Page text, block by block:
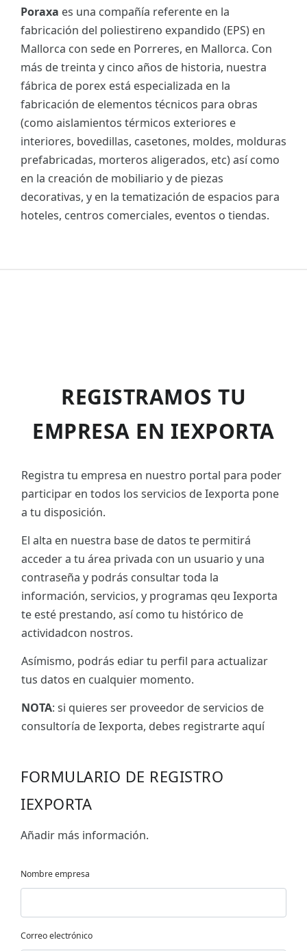
Poraxa es una compañía referente en la
fabricación del poliestireno expandido (EPS) en
Mallorca con sede en Porreres, en Mallorca. Con
más de treinta y cinco años de historia, nuestra
fábrica de porex está especializada en la
fabricación de elementos técnicos para obras
(como aislamientos térmicos exteriores e
interiores, bovedillas, casetones, moldes, molduras
prefabricadas, morteros aligerados, etc) así como
en la creación de mobiliario y de piezas
decorativas, y en la tematización de espacios para
hoteles, centros comerciales, eventos o tiendas.
REGISTRAMOS TU
EMPRESA EN IEXPORTA
Registra tu empresa en nuestro portal para poder
participar en todos los servicios de Iexporta pone
a tu disposición.
El alta en nuestra base de datos te permitirá
acceder a tu área privada con un usuario y una
contraseña y podrás consultar toda la
información, servicios, y programas qeu Iexporta
te esté prestando, así como tu histórico de
actividadcon nostros.
Asímismo, podrás ediar tu perfil para actualizar
tus datos en cualquier momento.
NOTA: si quieres ser proveedor de servicios de
consultoría de Iexporta, debes registrarte aquí
FORMULARIO DE REGISTRO
IEXPORTA
Añadir más información.
Nombre empresa
Correo electrónico